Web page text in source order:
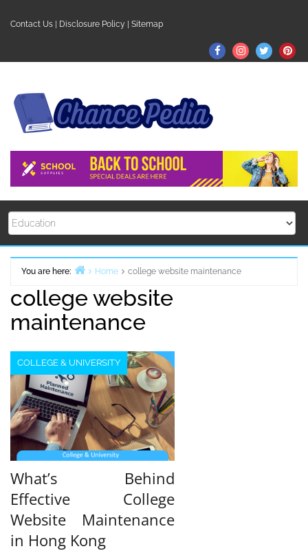
Contact Us Disclosure Policy Sitemap
FacebookInstagram
Twitter
You are here: Home college website maintenance
college website
maintenance
COLLEGE & UNIVERSITY
What’s Behind
Effective College
Website Maintenance
in Hong Kong